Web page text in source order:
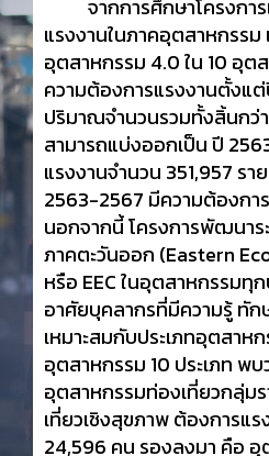
จากการศึกษาโครงการ
แรงงานในภาคอุตสาหกรรม
อุตสาหกรรม 4.0 ใน 10 อุต
ความต้องการแรงงานตั้งแ
ปริมาณจำนวนรวมทั้งสิ้นกว่
สามารถแบ่งออกเป็น ปี
แรงงานจำนวน 351,957 ร
2563-2567 มีความต้องกา
นอกจากนี้ โครงการพัฒนาร
ภาคตะวันออก (Eastern
หรือ EEC ในอุตสาหกรรมทุ
อาศัยบุคลากรที่มีความรู้ ทัก
เหมาะสมกับประเภทอุตสาห
อุตสาหกรรม 10 ประเภท พ
อุตสาหกรรมท่องเที่ยวกลุ่ม
เที่ยวเชิงสุขภาพ ต้องการแ
24,596 คน รองลงมา คือ